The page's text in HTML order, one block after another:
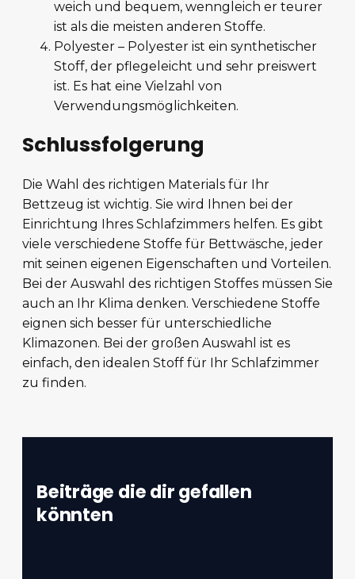
weich und bequem, wenngleich er teurer
ist als die meisten anderen Stoffe.
Polyester – Polyester ist ein synthetischer
Stoff, der pflegeleicht und sehr preiswert
ist. Es hat eine Vielzahl von
Verwendungsmöglichkeiten.
Schlussfolgerung
Die Wahl des richtigen Materials für Ihr
Bettzeug ist wichtig. Sie wird Ihnen bei der
Einrichtung Ihres Schlafzimmers helfen. Es gibt
viele verschiedene Stoffe für Bettwäsche, jeder
mit seinen eigenen Eigenschaften und Vorteilen.
Bei der Auswahl des richtigen Stoffes müssen Sie
auch an Ihr Klima denken. Verschiedene Stoffe
eignen sich besser für unterschiedliche
Klimazonen. Bei der großen Auswahl ist es
einfach, den idealen Stoff für Ihr Schlafzimmer
zu finden.
Beiträge die dir gefallen
könnten